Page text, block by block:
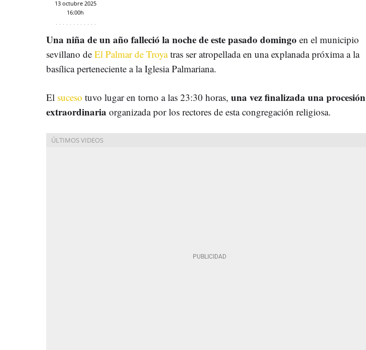
13 octubre 2025
16:00h
Una niña de un año falleció la noche de este pasado domingo en el municipio
sevillano de El Palmar de Troyatras ser atropellada en una explanada próxima a la
basílica perteneciente a la Iglesia Palmariana.
El suceso tuvo lugar en torno a las 23:30 horas, una vez finalizada una procesión
extraordinaria organizada por los rectores de esta congregación religiosa.